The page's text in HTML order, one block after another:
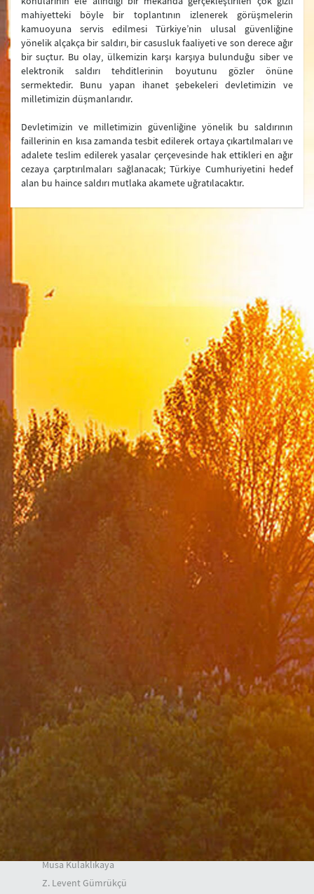
mahiyetteki böyle bir toplantının izlenerek görüşmelerin
kamuoyuna servis edilmesi Türkiye’nin ulusal güvenliğine
yönelik alçakça bir saldırı, bir casusluk faaliyeti ve son derece ağır
bir suçtur. Bu olay, ülkemizin karşı karşıya bulunduğu siber ve
elektronik saldırı tehditlerinin boyutunu gözler önüne
sermektedir. Bunu yapan ihanet şebekeleri devletimizin ve
milletimizin düşmanlarıdır.
Devletimizin ve milletimizin güvenliğine yönelik bu saldırının
faillerinin en kısa zamanda tesbit edilerek ortaya çıkartılmaları ve
adalete teslim edilerek yasalar çerçevesinde hak ettikleri en ağır
cezaya çarptırılmaları sağlanacak; Türkiye Cumhuriyetini hedef
alan bu haince saldırı mutlaka akamete uğratılacaktır.
Merkez Teşkilatımız
Yurtdışındaki Temsilciliklerimiz
Türkiye Cumhuriyeti Dışişleri Bakanlığı Tarihçesi
Şehit Diplomatlarımız
Güncel Duyurular
SAM
Mevzuat
Diplomasi Akademisi
DMEDD
Suna Çokgür Ilıcak Sanat Galerisi
Bilgi Edinme ve Diğer Başvurular
Koronavirüs Salgını Sürecindeki Rol Ve Vizyonumuz
Bilgi Güvenliği Yönetim Sistemi Politikası
Dışişleri Bakanlığı Stratejik Planı
Performans Programı
Mali Tablolar
Mali Durum Raporları
İdare Faaliyet Raporu
Konuşmalar
Makaleler
Mülakatlar
Bakan Yardımcıları
Musa Kulaklıkaya
Z. Levent Gümrükçü